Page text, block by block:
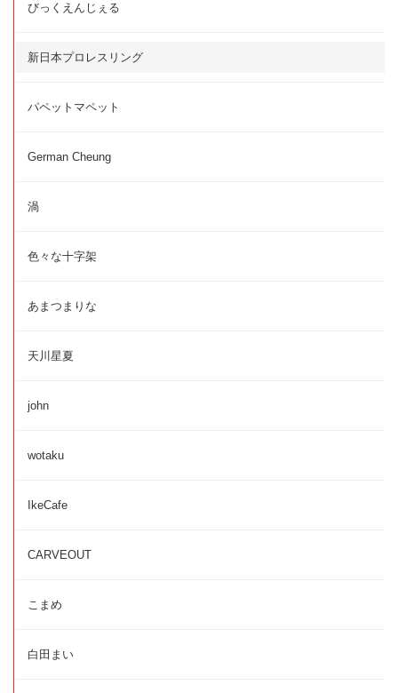
びっくえんじぇる
新日本プロレスリング
パペットマペット
German Cheung
渦
色々な十字架
あまつまりな
天川星夏
john
wotaku
IkeCafe
CARVEOUT
こまめ
白田まい